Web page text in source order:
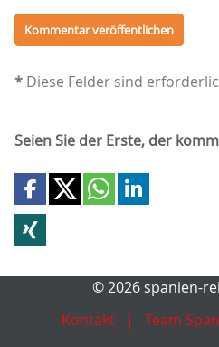
* Diese Felder sind
Seien Sie der Erste, der
© 2026 spanien-
Kontakt
Team